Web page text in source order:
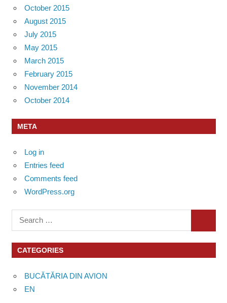
October 2015
August 2015
July 2015
May 2015
March 2015
February 2015
November 2014
October 2014
META
Log in
Entries feed
Comments feed
WordPress.org
Search
for:
CATEGORIES
BUCĂTĂRIA DIN AVION
EN